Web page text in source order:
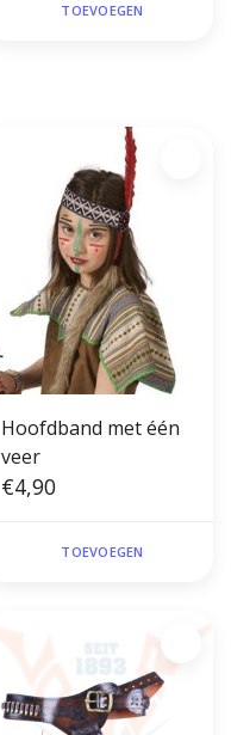
TOEVOEGEN
Hoofdband met één
veer
€4,90
TOEVOEGEN